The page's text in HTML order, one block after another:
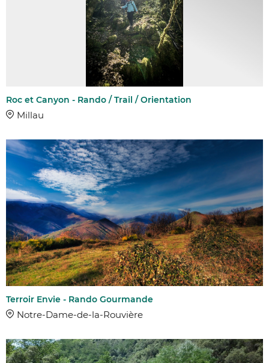
Roc et Canyon - Rando / Trail / Orientation
Millau
Terroir Envie - Rando Gourmande
Notre-Dame-de-la-Rouvière